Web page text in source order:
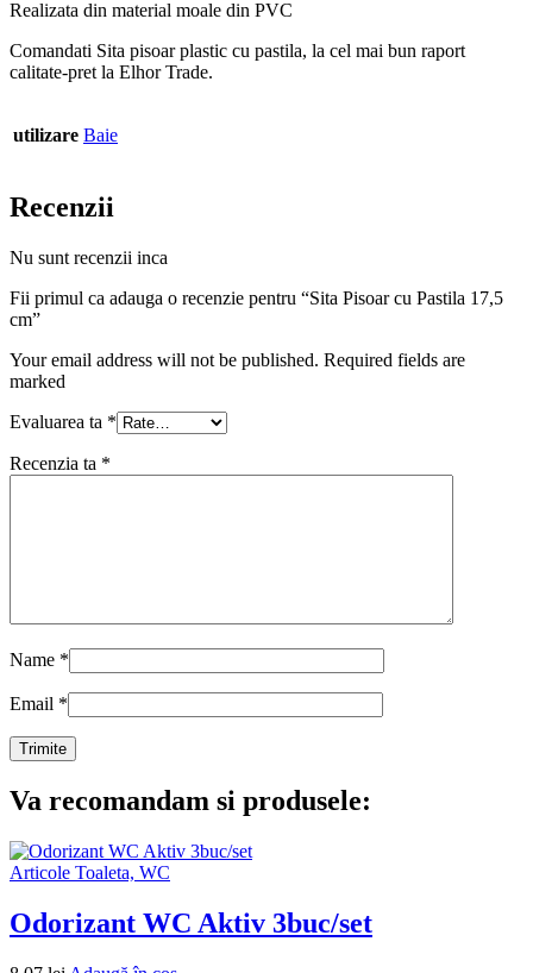
Realizata din material moale din PVC
Comandati Sita pisoar plastic cu pastila, la cel mai bun raport
calitate-pret la Elhor Trade.
utilizare Baie
Recenzii
Nu sunt recenzii inca
Fii primul ca adauga o recenzie pentru “Sita Pisoar cu Pastila 17,5
cm”
Your email address will not be published. Required fields are
marked
Evaluarea ta *
Recenzia ta *
Name *
Email *
Va recomandam si produsele:
Articole Toaleta, WC
Odorizant WC Aktiv 3buc/set